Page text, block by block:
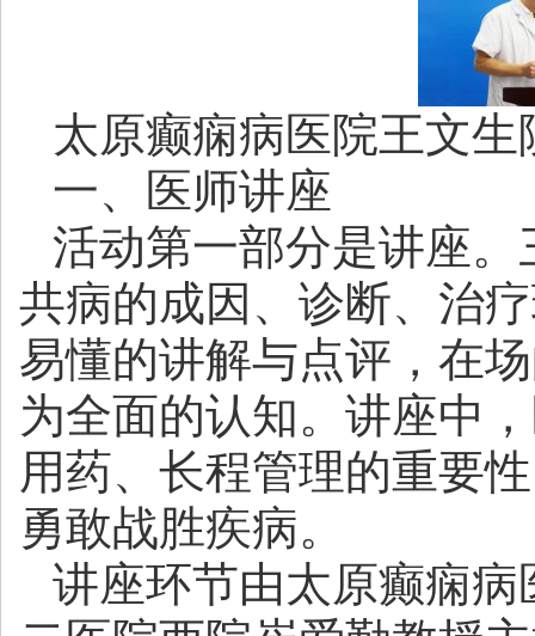
太原癫痫病医院王文生
一、医师讲座
活动第一部分是讲座
共病的成因、诊断、治
易懂的讲解与点评，在
为全面的认知。讲座中
用药、长程管理的重要
勇敢战胜疾病。
讲座环节由太原癫痫